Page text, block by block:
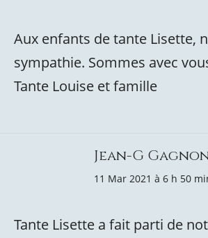
Aux enfants de tante Lisette,
sympathie. Sommes avec
Tante Louise et famille
Jean-G
11 Mar 2021 à 6 h 50
Tante Lisette a fait parti de